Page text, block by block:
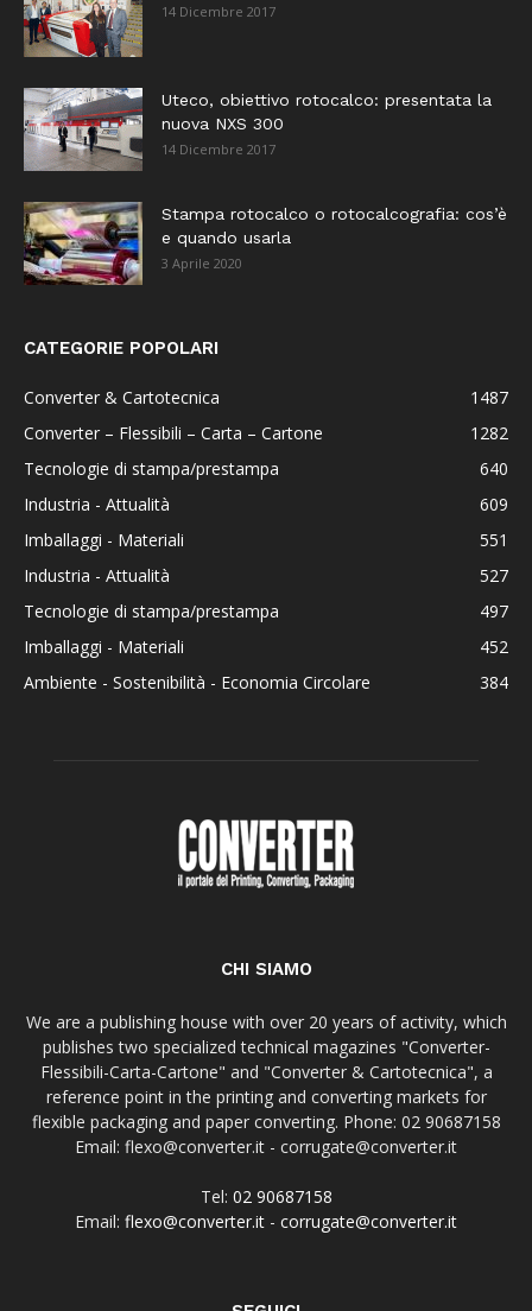
14 Dicembre 2017
Uteco, obiettivo rotocalco: presentata la
nuova NXS 300
14 Dicembre 2017
Stampa rotocalco o rotocalcografia: cos’è
e quando usarla
3 Aprile 2020
CATEGORIE POPOLARI
Converter & Cartotecnica
1487
Converter – Flessibili – Carta – Cartone
1282
Tecnologie di stampa/prestampa
640
Industria - Attualità
609
Imballaggi - Materiali
551
Industria - Attualità
527
Tecnologie di stampa/prestampa
497
Imballaggi - Materiali
452
Ambiente - Sostenibilità - Economia Circolare
384
CHI SIAMO
We are a publishing house with over 20 years of activity, which
publishes two specialized technical magazines "Converter-
Flessibili-Carta-Cartone" and "Converter & Cartotecnica", a
reference point in the printing and converting markets for
flexible packaging and paper converting. Phone: 02 90687158
Email: flexo@converter.it - corrugate@converter.it
Tel: 02 90687158
Email: flexo@converter.it - corrugate@converter.it